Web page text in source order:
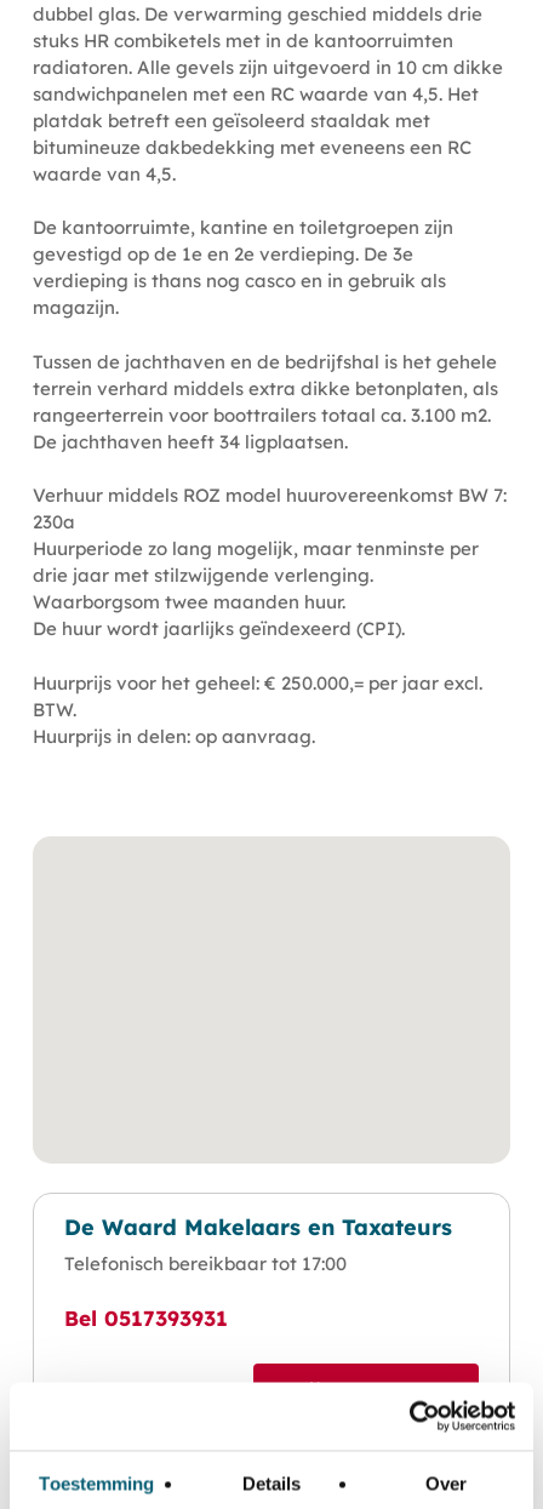
Toestemming Details Over
dubbel glas. De verwarming geschied middels drie
stuks HR combiketels met in de kantoorruimten
radiatoren. Alle gevels zijn uitgevoerd in 10 cm dikke
sandwichpanelen met een RC waarde van 4,5. Het
platdak betreft een geïsoleerd staaldak met
bitumineuze dakbedekking met eveneens een RC
waarde van 4,5.
De kantoorruimte, kantine en toiletgroepen zijn
gevestigd op de 1e en 2e verdieping. De 3e
verdieping is thans nog casco en in gebruik als
magazijn.
Tussen de jachthaven en de bedrijfshal is het gehele
terrein verhard middels extra dikke betonplaten, als
rangeerterrein voor boottrailers totaal ca. 3.100 m2.
De jachthaven heeft 34 ligplaatsen.
Verhuur middels ROZ model huurovereenkomst BW 7:
230a
Huurperiode zo lang mogelijk, maar tenminste per
drie jaar met stilzwijgende verlenging.
Waarborgsom twee maanden huur.
De huur wordt jaarlijks geïndexeerd (CPI).
Huurprijs voor het geheel: € 250.000,= per jaar excl.
BTW.
Huurprijs in delen: op aanvraag.
De Waard Makelaars en Taxateurs
Telefonisch bereikbaar tot 17:00
Bel 0517393931
Neem contact op